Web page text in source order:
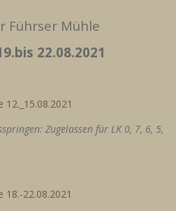
Führser Mühle
22.08.2021
Zugelassen für LK 0, 7, 6, 5,
22.08.2021